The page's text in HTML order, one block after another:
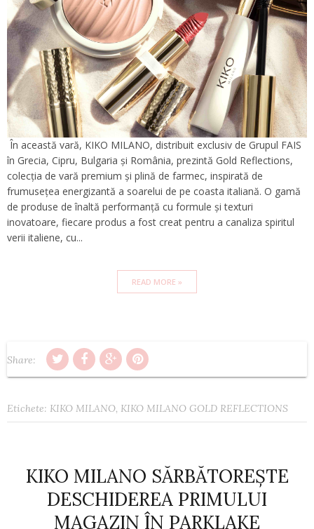
În această vară, KIKO MILANO, distribuit exclusiv de Grupul FAIS
în Grecia, Cipru, Bulgaria și România, prezintă Gold Reflections,
colecția de vară premium și plină de farmec, inspirată de
frumusețea energizantă a soarelui de pe coasta italiană. O gamă
de produse de înaltă performanță cu formule și texturi
inovatoare, fiecare produs a fost creat pentru a canaliza spiritul
verii italiene, cu...
READ MORE »
Share:
Etichete: KIKO MILANO, KIKO MILANO GOLD REFLECTIONS
KIKO MILANO SĂRBĂTOREȘTE
DESCHIDEREA PRIMULUI
MAGAZIN ÎN PARKLAKE